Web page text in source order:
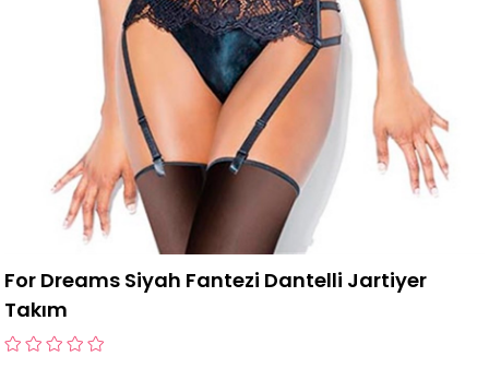
For Dreams Siyah Fantezi Dantelli Jartiyer
Takım